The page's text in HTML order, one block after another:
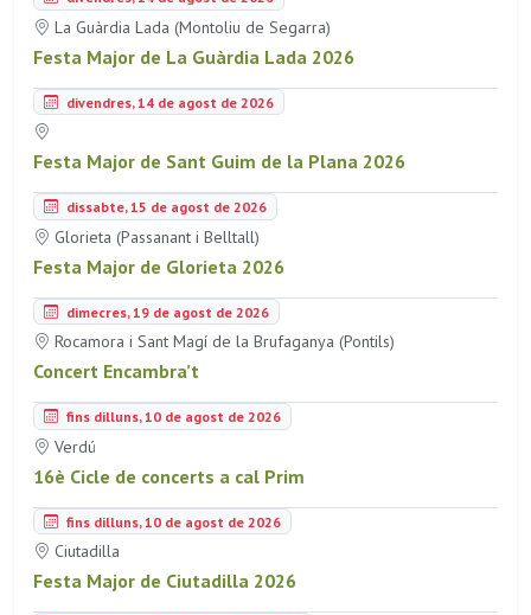
La Guàrdia Lada (Montoliu de Segarra)
Festa Major de La Guàrdia Lada 2026
divendres, 14 de agost de 2026
Festa Major de Sant Guim de la Plana 2026
dissabte, 15 de agost de 2026
Glorieta (Passanant i Belltall)
Festa Major de Glorieta 2026
dimecres, 19 de agost de 2026
Rocamora i Sant Magí de la Brufaganya (Pontils)
Concert Encambra’t
fins dilluns, 10 de agost de 2026
Verdú
16è Cicle de concerts a cal Prim
fins dilluns, 10 de agost de 2026
Ciutadilla
Festa Major de Ciutadilla 2026